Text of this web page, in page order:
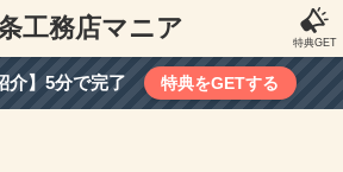
工務店マニア 特典GET
介】5分で完了 特典をGETする